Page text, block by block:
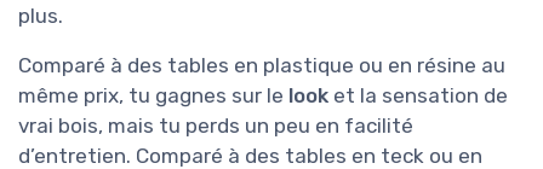
plus.
Comparé à des tables en plastique ou en résine au
même prix, tu gagnes sur le look et la sensation de
vrai bois, mais tu perds un peu en facilité
d’entretien. Comparé à des tables en teck ou en